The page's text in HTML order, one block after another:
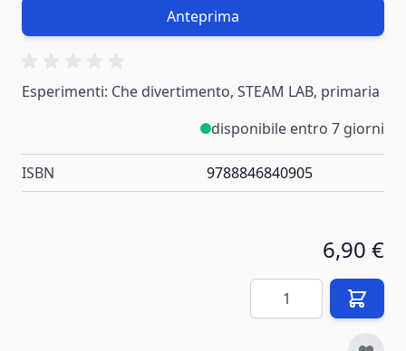
Anteprima
Esperimenti: Che divertimento, STEAM LAB, primaria
disponibile entro 7 giorni
ISBN 9788846840905
6,90 €
Quantità